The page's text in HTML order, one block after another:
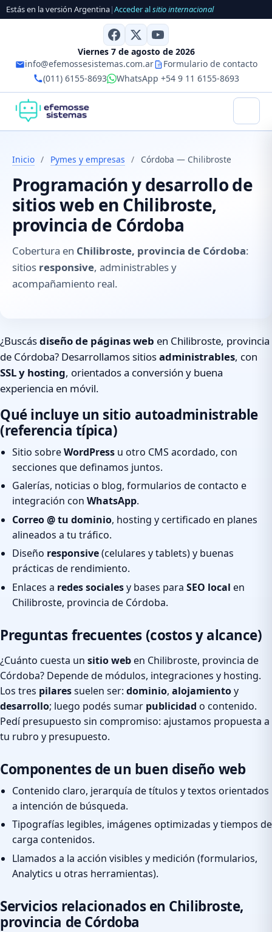
Estás en la versión Argentina|Acceder alsitio internacional
Viernes 7 de agosto de 2026
info@efemossesistemas.com.ar
Formulario de contacto
(011) 6155-8693
WhatsApp +54 9 11 6155-8693
Inicio / Pymes y empresas / Córdoba — Chilibroste
Programación y desarrollo de
sitios web en Chilibroste,
provincia de Córdoba
Cobertura en Chilibroste, provincia de Córdoba:
sitios responsive, administrables y
acompañamiento real.
¿Buscásdiseño de páginas web en Chilibroste, provincia
de Córdoba? Desarrollamos sitiosadministrables, con
SSL y hosting, orientados a conversión y buena
experiencia en móvil.
Qué incluye un sitio autoadministrable
(referencia típica)
Sitio sobreWordPress u otro CMS acordado, con
secciones que definamos juntos.
Galerías, noticias o blog, formularios de contacto e
integración con WhatsApp.
Correo @ tu dominio, hosting y certificado en planes
alineados a tu tráfico.
Diseño responsive(celulares y tablets) y buenas
prácticas de rendimiento.
Enlaces a redes socialesy bases para SEO local en
Chilibroste, provincia de Córdoba.
Preguntas frecuentes (costos y alcance)
¿Cuánto cuesta un sitio weben Chilibroste, provincia de
Córdoba? Depende de módulos, integraciones y hosting.
Los tres pilaressuelen ser: dominio, alojamientoy
desarrollo; luego podés sumar publicidad o contenido.
Pedí presupuesto sin compromiso: ajustamos propuesta a
tu rubro y presupuesto.
Componentes de un buen diseño web
Contenido claro, jerarquía de títulos y textos orientados
a intención de búsqueda.
Tipografías legibles, imágenes optimizadas y tiempos de
carga contenidos.
Llamados a la acción visibles y medición (formularios,
Analytics u otras herramientas).
Servicios relacionados en Chilibroste,
provincia de Córdoba